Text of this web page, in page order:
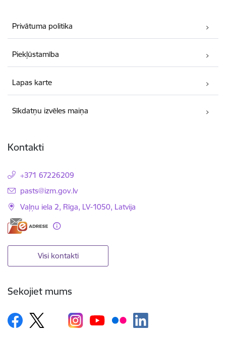
Privātuma politika
Piekļūstamība
Lapas karte
Sīkdatņu izvēles maiņa
Kontakti
+371 67226209
E-pasts:
pasts@izm.gov.lv
Vaļņu iela 2, Rīga, LV-1050, Latvija
Visi kontakti
Sekojiet mums